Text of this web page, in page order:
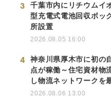
3
千葉市内にリチウムイ
型充電式電池回収ボッ
所設置
2026.08.05 16:00
4
神奈川県厚木市に初の
点が稼働～住宅資材物
し物流ネットワークを
2026.08.06 13:00